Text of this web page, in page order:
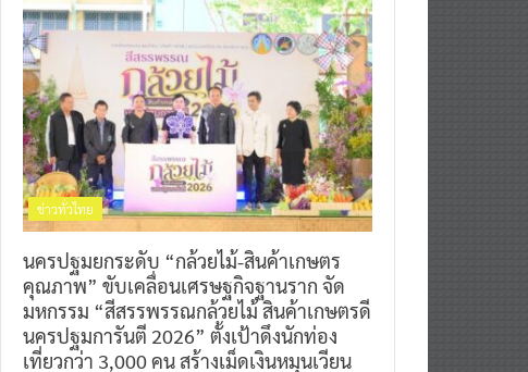
ข่าวทั่วไทย
นครปฐมยกระดับ “กล้วยไม้-สินค้าเกษตร
คุณภาพ” ขับเคลื่อนเศรษฐกิจฐานราก จัด
มหกรรม “สีสรรพรรณกล้วยไม้ สินค้าเกษตรดี
นครปฐมการันตี 2026” ตั้งเป้าดึงนักท่อง
เที่ยวกว่า 3,000 คน สร้างเม็ดเงินหมุนเวียน